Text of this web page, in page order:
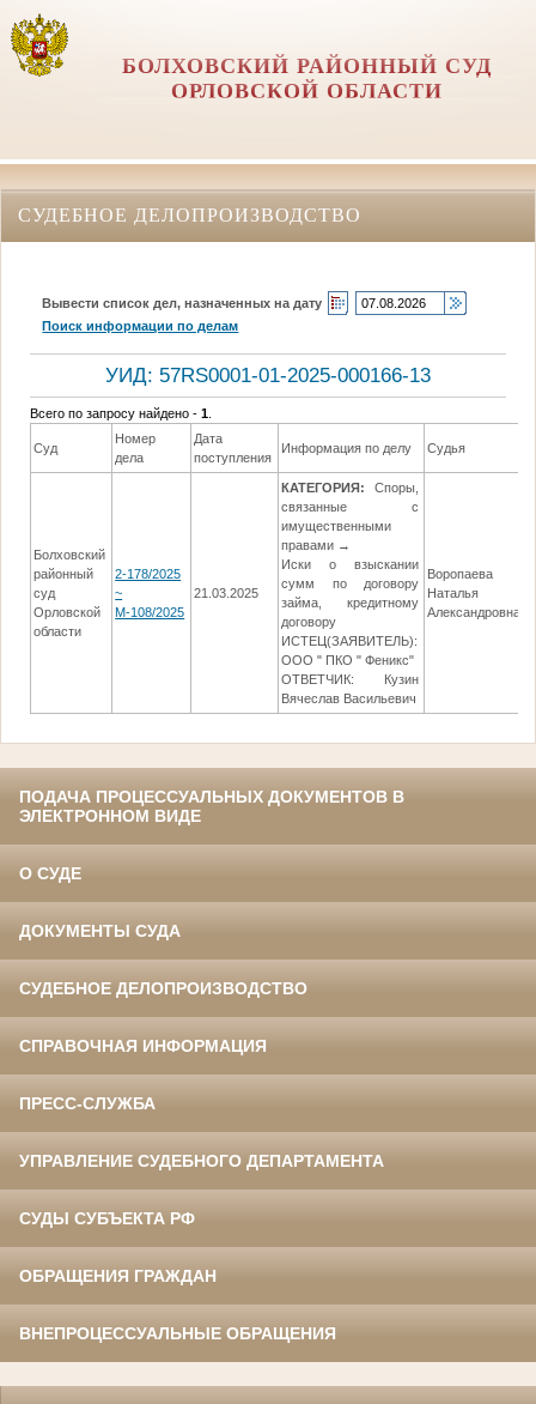
БОЛХОВСКИЙ РАЙОННЫЙ СУД
ОРЛОВCКОЙ ОБЛАСТИ
СУДЕБНОЕ ДЕЛОПРОИЗВОДСТВО
Вывести список дел, назначенных на дату
Поиск информации по делам
УИД: 57RS0001-01-2025-000166-13
Всего по запросу найдено -1
Суд
Номер
дела
Дата
поступления
Информация по делу Судья
Болховский
районный
суд
Орловcкой
области
2-178/2025
~
М-108/2025
21.03.2025
КАТЕГОРИЯ:
Споры,
связанные с
имущественными
правами →
Иски о взыскании
сумм по договору
займа, кредитному
договору
ИСТЕЦ(ЗАЯВИТЕЛЬ):
ООО " ПКО " Феникс"
ОТВЕТЧИК: Кузин
Вячеслав Васильевич
Воропаева
Наталья
Александровна
ПОДАЧА ПРОЦЕССУАЛЬНЫХ ДОКУМЕНТОВ В
ЭЛЕКТРОННОМ ВИДЕ
О СУДЕ
ДОКУМЕНТЫ СУДА
СУДЕБНОЕ ДЕЛОПРОИЗВОДСТВО
СПРАВОЧНАЯ ИНФОРМАЦИЯ
ПРЕСС-СЛУЖБА
УПРАВЛЕНИЕ СУДЕБНОГО ДЕПАРТАМЕНТА
СУДЫ СУБЪЕКТА РФ
ОБРАЩЕНИЯ ГРАЖДАН
ВНЕПРОЦЕССУАЛЬНЫЕ ОБРАЩЕНИЯ